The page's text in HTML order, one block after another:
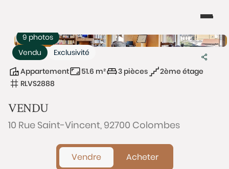
Vendu Exclusivité
9 photos
Appartement 51.6 m² 3 pièces
2ème étage
RLVS2888
VENDU
10 Rue Saint-Vincent, 92700 Colombes
Vendre Acheter